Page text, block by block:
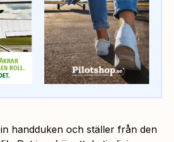
handduken och ställer från den